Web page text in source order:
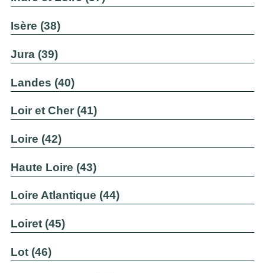
Isère (38)
Jura (39)
Landes (40)
Loir et Cher (41)
Loire (42)
Haute Loire (43)
Loire Atlantique (44)
Loiret (45)
Lot (46)